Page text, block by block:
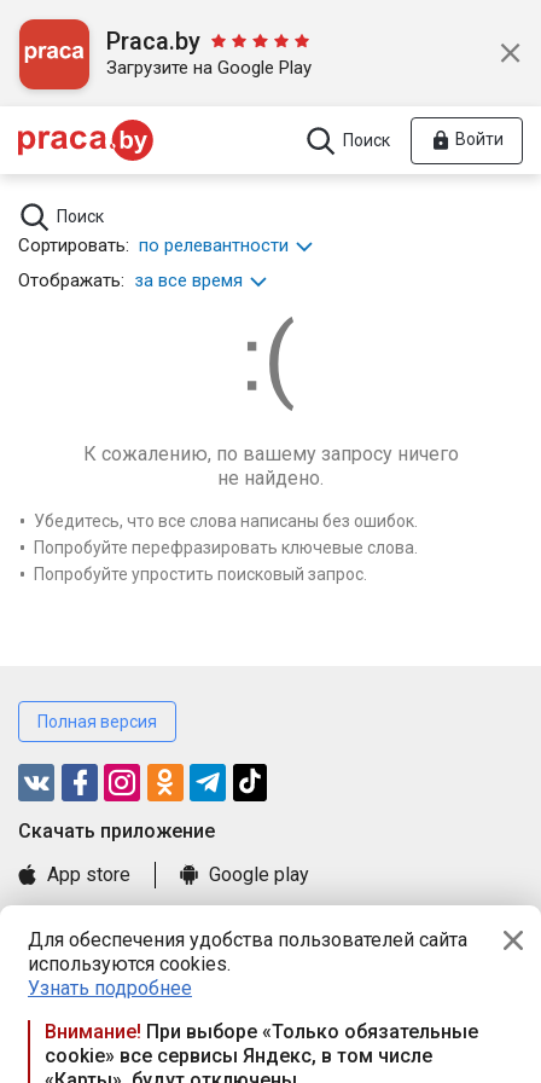
Для обеспечения удобства пользователей сайта
используются cookies.
Узнать подробнее
Внимание! При выборе «Только обязательные
cookie» все сервисы Яндекс, в том числе
Praca.by
Загрузите на Google Play
Поиск Войти
Поиск
Сортировать: по релевантности
Отображать: за все время
К сожалению, по вашему запросу ничего
не найдено.
Убедитесь, что все слова написаны без ошибок.
Попробуйте перефразировать ключевые слова.
Попробуйте упростить поисковый запрос.
Полная версия
Cкачать приложение
App store
Google play
Книга замечаний и предложений
Правила и документы
Praca.by © 2000—2026, ООО «ПРАЦА БАЙ»
Республика Беларусь, 220114, г. Минск, пр-т Независимости
117а, пом. № 9.